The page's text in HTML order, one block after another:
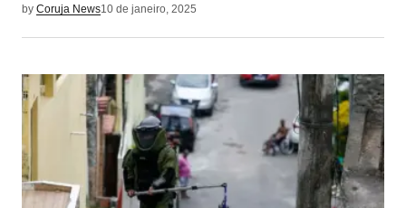
by Coruja News10 de janeiro, 2025